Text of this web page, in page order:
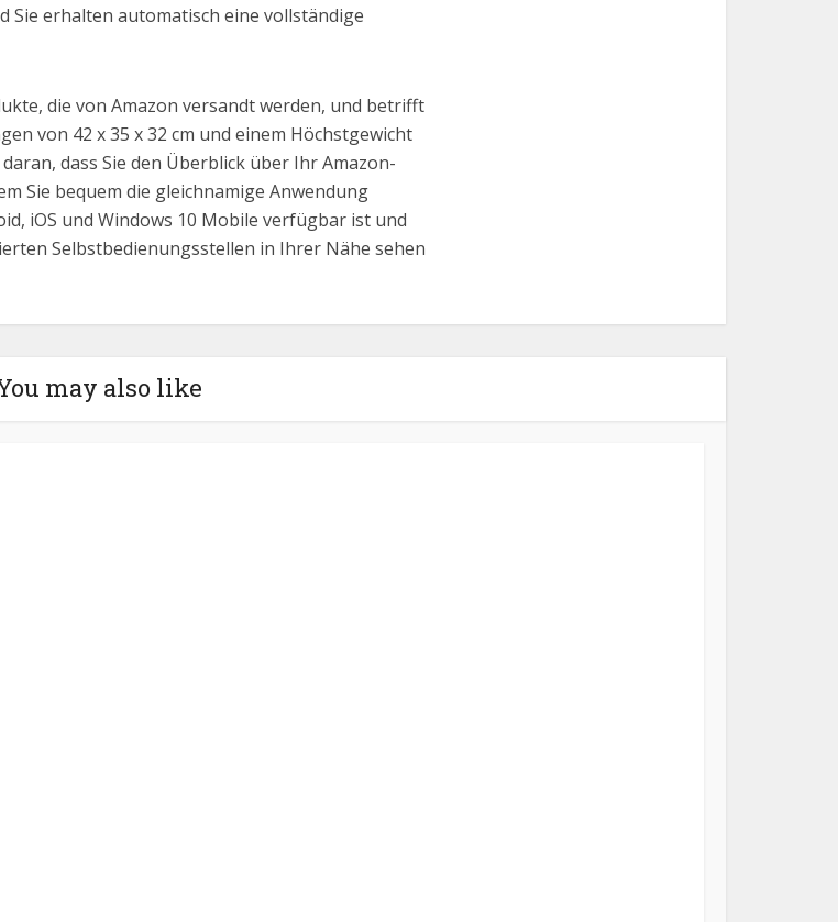
Sie erhalten automatisch eine vollständige
die von Amazon versandt werden, und betrifft
von 42 x 35 x 32 cm und einem Höchstgewicht
dass Sie den Überblick über Ihr Amazon-
Sie bequem die gleichnamige Anwendung
iOS und Windows 10 Mobile verfügbar ist und
Selbstbedienungsstellen in Ihrer Nähe sehen
may also like